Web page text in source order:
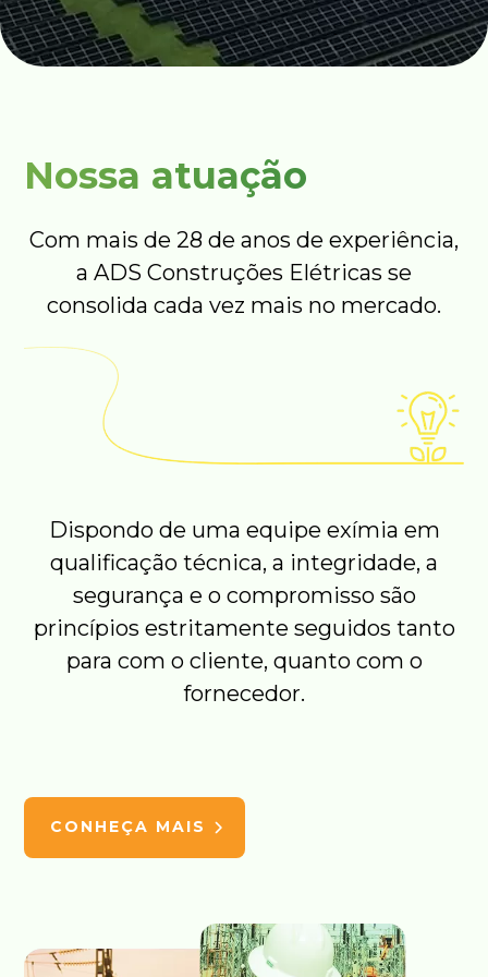
Nossa atuação
Com mais de 28 de anos de experiência,
a ADS Construções Elétricas se
consolida cada vez mais no mercado.
Dispondo de uma equipe exímia em
qualificação técnica, a integridade, a
segurança e o compromisso são
princípios estritamente seguidos tanto
para com o cliente, quanto com o
fornecedor.
CONHEÇA MAIS